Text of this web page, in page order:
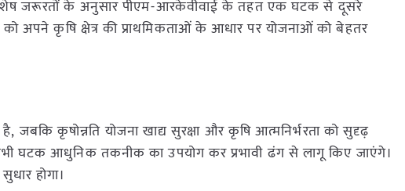
जरूरतों के अनुसार पीएम-आरकेवीवाई के तहत एक घटक से दूसरे
अपने कृषि क्षेत्र की प्राथमिकताओं के आधार पर योजनाओं को बेहतर
जबकि कृषोन्नति योजना खाद्य सुरक्षा और कृषि आत्मनिर्भरता को सुदृढ़
घटक आधुनिक तकनीक का उपयोग कर प्रभावी ढंग से लागू किए जाएंगे।
होगा।